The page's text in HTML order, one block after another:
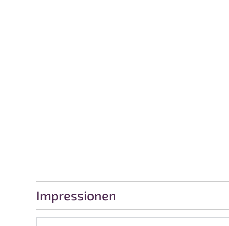
Impressionen